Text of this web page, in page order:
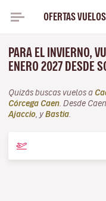
OFERTAS VUELOS
PARA EL INVIERNO,
ENERO 2027 DESDE
Quizás buscas vuelos a
Córcega Caen . Desde
Ajaccio , y Bastia